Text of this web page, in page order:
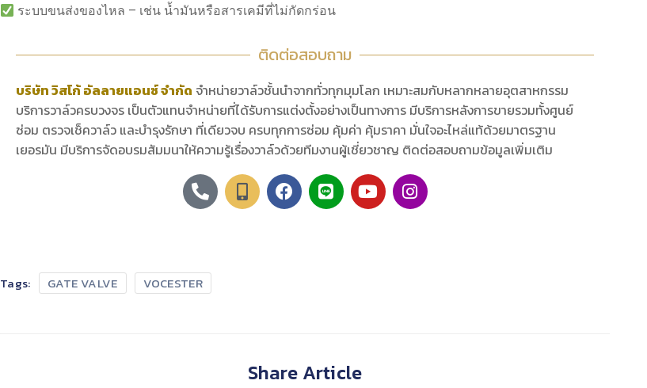
ระบบขนส่งของไหล – เช่น น้ำมันหรือสารเคมีที่ไม่กัดกร่อน
ติดต่อสอบถาม
บริษัท วิสโก้ อัลลายแอนซ์ จำกัด จำหน่ายวาล์วชั้นนำจากทั่วทุกมุมโลก เหมาะสมกับหลากหลายอุตสาหกรรม
บริการวาล์วครบวงจร เป็นตัวแทนจำหน่ายที่ได้รับการแต่งตั้งอย่างเป็นทางการ มีบริการหลังการขายรวมทั้งศูนย์
ซ่อม ตรวจเช็ควาล์ว และบำรุงรักษา ที่เดียวจบ ครบทุกการซ่อม คุ้มค่า คุ้มราคา มั่นใจอะไหล่แท้ด้วยมาตรฐาน
เยอรมัน มีบริการจัดอบรมสัมมนาให้ความรู้เรื่องวาล์วด้วยทีมงานผู้เชี่ยวชาญ ติดต่อสอบถามข้อมูลเพิ่มเติม
Tags: GATE VALVE VOCESTER
Share Article